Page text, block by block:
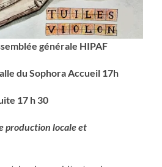
générale HIPAF
du Sophora Accueil 17h
17 h 30
production locale et